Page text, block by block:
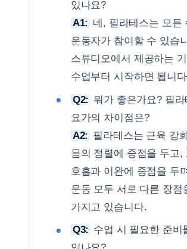
있나요?
A1: 네, 필라테스는 모든
운동자가 참여할 수 있습
스튜디오에서 제공하는
수업부터 시작하면 됩니
Q2: 뭐가 좋은가요? 필
요가의 차이점은?
A2: 필라테스는 근육 강
몸의 정렬에 중점을 두고,
호흡과 이완에 중점을 두
운동 모두 서로 다른 장점
가지고 있습니다.
Q3: 수업 시 필요한 준비